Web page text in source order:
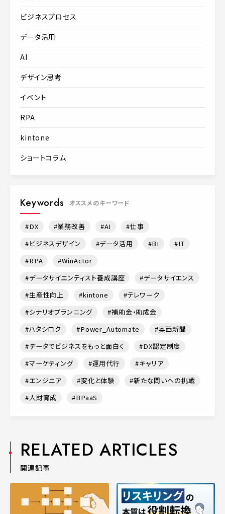
ビジネスプロセス
データ活用
AI
デザイン思考
イベント
RPA
kintone
ショートコラム
Keywords オススメのキーワード
DX 業務改善 AI
仕事
ビジネスデザイン
データ活用 BI
IT
RPA
WinActor
データサイエンティスト養成講座
データサイエンス
生産性向上
kintone
テレワーク
シナリオプランニング
補助金・助成金
ハタシロク
Power_Automate
奥西新聞
データでビジネスをもっと面白く
DX認定制度
マーケティング
運用代行
キャリア
エンジニア
変化と体験
新たな問いへの挑戦
人財育成
BPaaS
RELATED ARTICLES
関連記事